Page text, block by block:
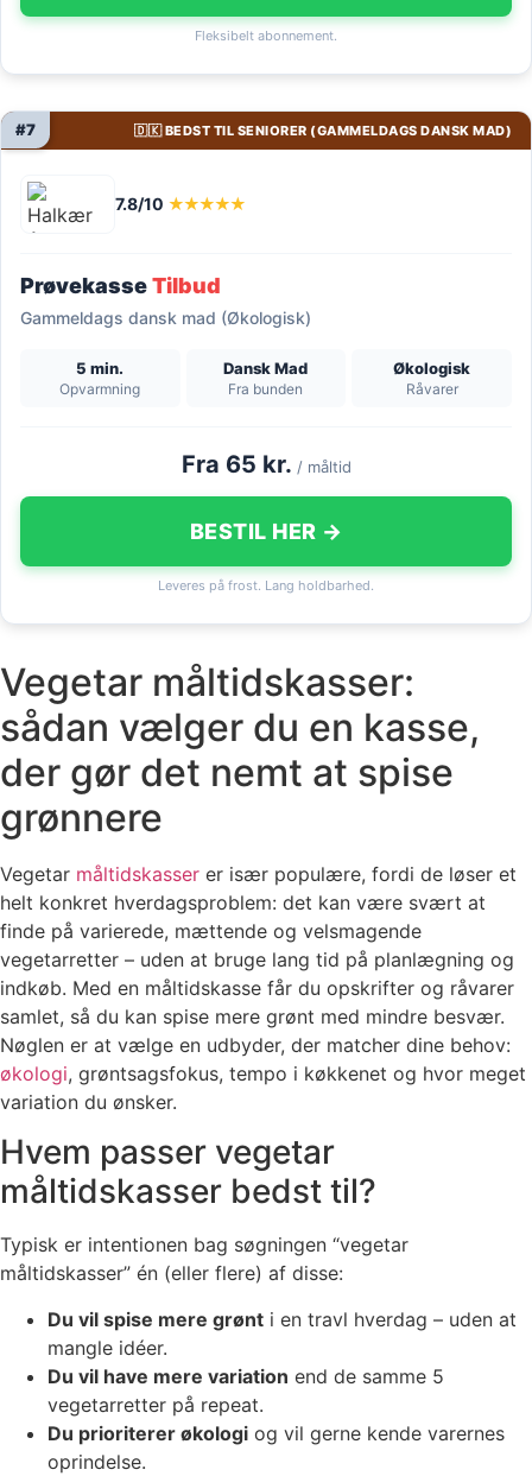
Fleksibelt abonnement.
🇩🇰 BEDST TIL SENIORER (GAMMELDAGS DANSK MAD)
#7
7.8/10 ★★★★★
PrøvekasseTilbud
Gammeldags dansk mad (Økologisk)
5 min.
Opvarmning
Dansk Mad
Fra bunden
Økologisk
Råvarer
Fra 65 kr. / måltid
BESTIL HER →
Leveres på frost. Lang holdbarhed.
Vegetar måltidskasser:
sådan vælger du en kasse,
der gør det nemt at spise
grønnere
Vegetar måltidskasser er især populære, fordi de løser et
helt konkret hverdagsproblem: det kan være svært at
finde på varierede, mættende og velsmagende
vegetarretter – uden at bruge lang tid på planlægning og
indkøb. Med en måltidskasse får du opskrifter og råvarer
samlet, så du kan spise mere grønt med mindre besvær.
Nøglen er at vælge en udbyder, der matcher dine behov:
økologi, grøntsagsfokus, tempo i køkkenet og hvor meget
variation du ønsker.
Hvem passer vegetar
måltidskasser bedst til?
Typisk er intentionen bag søgningen “vegetar
måltidskasser” én (eller flere) af disse:
Du vil spise mere grønt i en travl hverdag – uden at
mangle idéer.
Du vil have mere variation end de samme 5
vegetarretter på repeat.
Du prioriterer økologi og vil gerne kende varernes
oprindelse.